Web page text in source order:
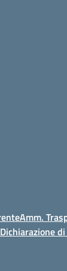
Amm.
Dichiarazione